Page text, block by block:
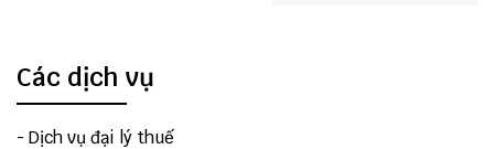
Các dịch vụ
- Dịch vụ đại lý thuế